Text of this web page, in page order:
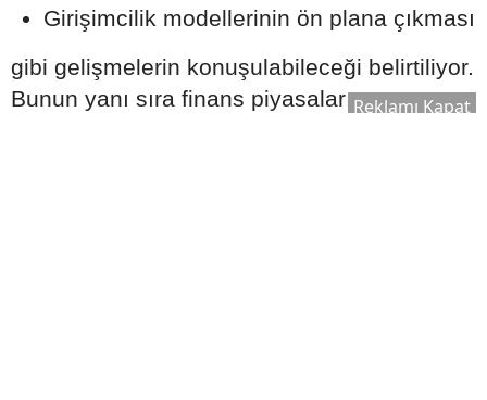
Girişimcilik modellerinin ön plana çıkması
gibi gelişmelerin konuşulabileceği belirtiliyor.
Bunun yanı sıra finans piyasaları veReklamı Kapat